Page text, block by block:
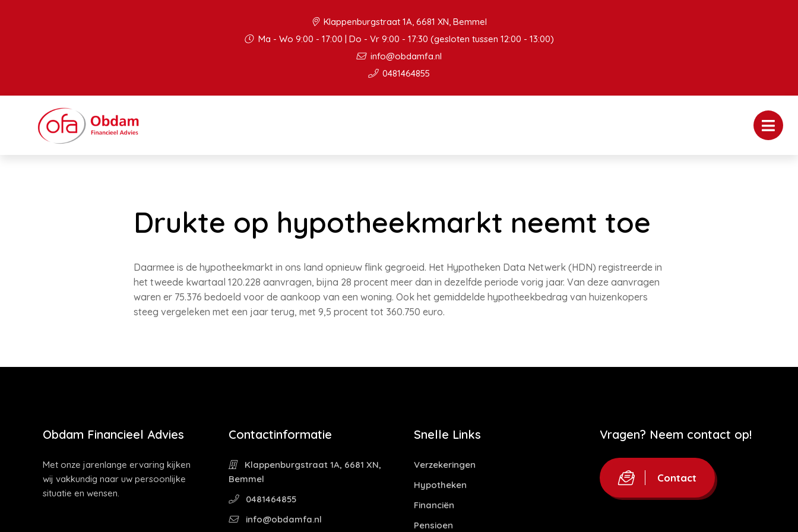
Klappenburgstraat 1A, 6681 XN, Bemmel
Ma - Wo 9:00 - 17:00 | Do - Vr 9:00 - 17:30 (gesloten tussen 12:00 - 13:00)
info@obdamfa.nl
0481464855
Drukte op hypotheekmarkt neemt toe
Daarmee is de hypotheekmarkt in ons land opnieuw flink gegroeid. Het Hypotheken Data Netwerk (HDN) registreerde in
het tweede kwartaal 120.228 aanvragen, bijna 28 procent meer dan in dezelfde periode vorig jaar. Van deze aanvragen
waren er 75.376 bedoeld voor de aankoop van een woning. Ook het gemiddelde hypotheekbedrag van huizenkopers
steeg vergeleken met een jaar terug, met 9,5 procent tot 360.750 euro.
Obdam Financieel Advies
Met onze jarenlange ervaring kijken
wij vakkundig naar uw persoonlijke
situatie en wensen.
Contactinformatie
Klappenburgstraat 1A, 6681 XN,
Bemmel
0481464855
info@obdamfa.nl
Snelle Links
Verzekeringen
Hypotheken
Financiën
Pensioen
Vragen? Neem contact op!
Contact